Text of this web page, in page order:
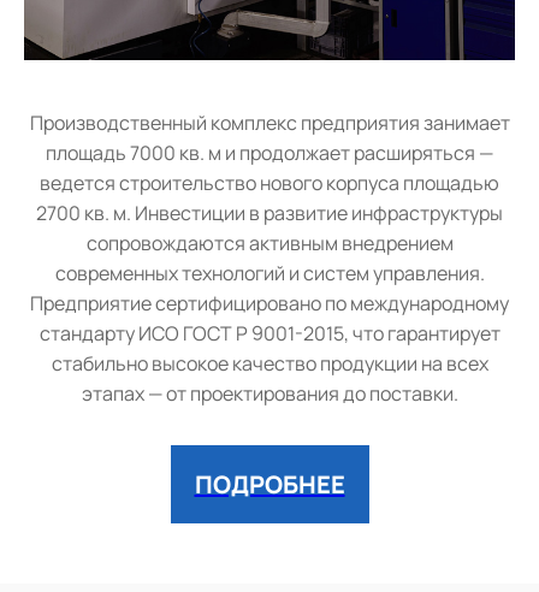
Производственный комплекс предприятия занимает
площадь 7000 кв. м и продолжает расширяться —
ведется строительство нового корпуса площадью
2700 кв. м. Инвестиции в развитие инфраструктуры
сопровождаются активным внедрением
современных технологий и систем управления.
Предприятие сертифицировано по международному
стандарту ИСО ГОСТ Р 9001-2015, что гарантирует
стабильно высокое качество продукции на всех
этапах — от проектирования до поставки.
ПОДРОБНЕЕ